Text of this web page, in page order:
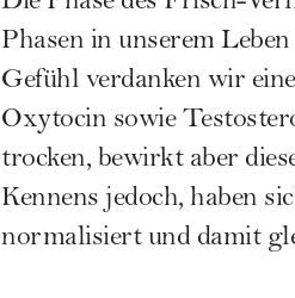
Phasen in unserem
Gefühl verdanken wir
Oxytocin sowie
trocken, bewirkt aber
Kennens jedoch, haben
normalisiert und damit